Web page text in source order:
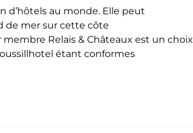
d’hôtels au monde. Elle peut
de mer sur cette côte
Relais & Châteaux est un choix
étant conformes